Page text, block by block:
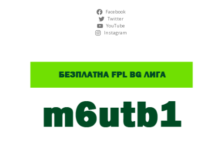
Facebook
Twitter
YouTube
Instagram